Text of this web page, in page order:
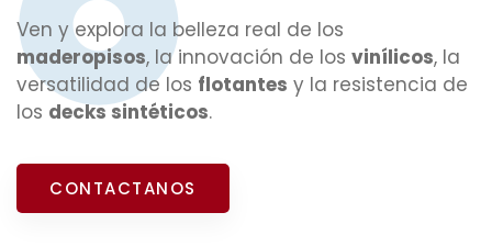
Ven y explora la belleza real de los
maderopisos, la innovación de los vinílicos, la
versatilidad de los flotantes y la resistencia de
los decks sintéticos.
CONTACTANOS